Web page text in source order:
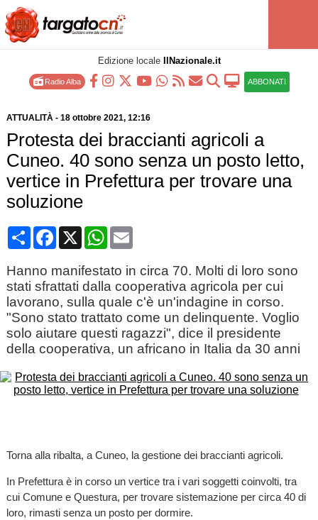
Edizione locale IlNazionale.it
Radio Alba ABBONATI
ATTUALITÀ- 18 ottobre 2021, 12:16
Protesta dei braccianti agricoli a
Cuneo. 40 sono senza un posto letto,
vertice in Prefettura per trovare una
soluzione
CondividiFacebook
X WhatsApp
Email
Hanno manifestato in circa 70. Molti di loro sono
stati sfrattati dalla cooperativa agricola per cui
lavorano, sulla quale c'è un'indagine in corso.
"Sono stato trattato come un delinquente. Voglio
solo aiutare questi ragazzi", dice il presidente
della cooperativa, un africano in Italia da 30 anni
Torna alla ribalta, a Cuneo, la gestione dei braccianti agricoli.
In Prefettura è in corso un vertice tra i vari soggetti coinvolti, tra
cui Comune e Questura, per trovare sistemazione per circa 40 di
loro, rimasti senza un posto per dormire.